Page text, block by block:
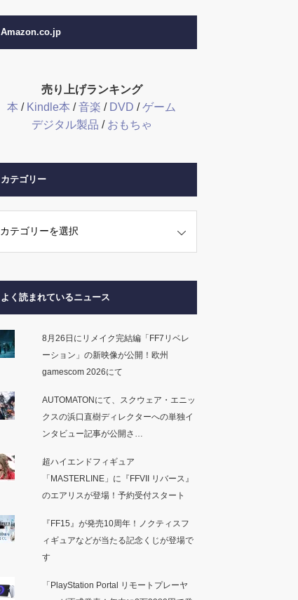
Amazon.co.jp
売り上げランキング
本 / Kindle本 /音楽 / DVD /ゲーム
デジタル製品 / おもちゃ
カテゴリー
よく読まれているニュース
8月26日にリメイク完結編「FF7リベレ
ーション」の新映像が公開！欧州
gamescom 2026にて
AUTOMATONにて、スクウェア・エニッ
クスの浜口直樹ディレクターへの単独イ
ンタビュー記事が公開さ…
超ハイエンドフィギュア
「MASTERLINE」に『FFVII リバース』
のエアリスが登場！予約受付スタート
『FF15』が発売10周年！ノクティスフ
ィギュアなどが当たる記念くじが登場で
す
「PlayStation Portal リモートプレーヤ